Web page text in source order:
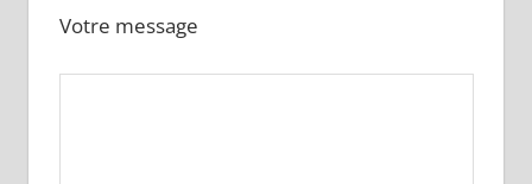
Votre message